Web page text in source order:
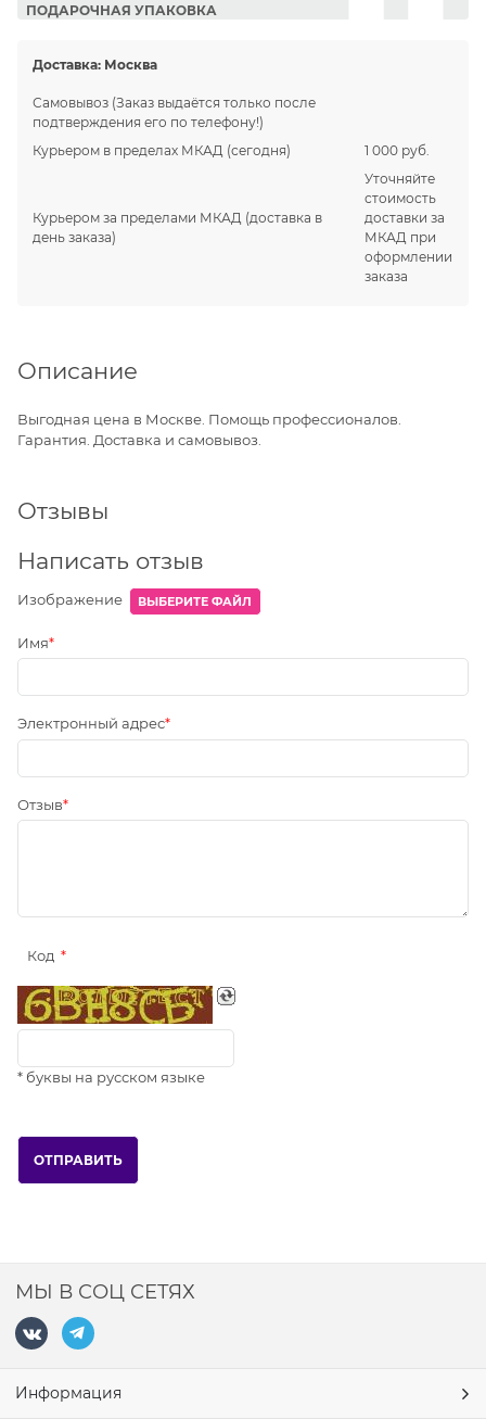
ПОДАРОЧНАЯ УПАКОВКА
Доставка: Москва
Самовывоз (Заказ выдаётся только после
подтверждения его по телефону!)
Курьером в пределах МКАД (сегодня) 1 000 руб.
Курьером за пределами МКАД (доставка в
день заказа)
Уточняйте
стоимость
доставки за
МКАД при
оформлении
заказа
Описание
Выгодная цена в Москве. Помощь профессионалов.
Гарантия. Доставка и самовывоз.
Отзывы
Написать отзыв
Изображение ВЫБЕРИТЕ ФАЙЛ
Имя
Электронный адрес
Отзыв
Код
* буквы на русском языке
МЫ В СОЦ СЕТЯХ
Информация